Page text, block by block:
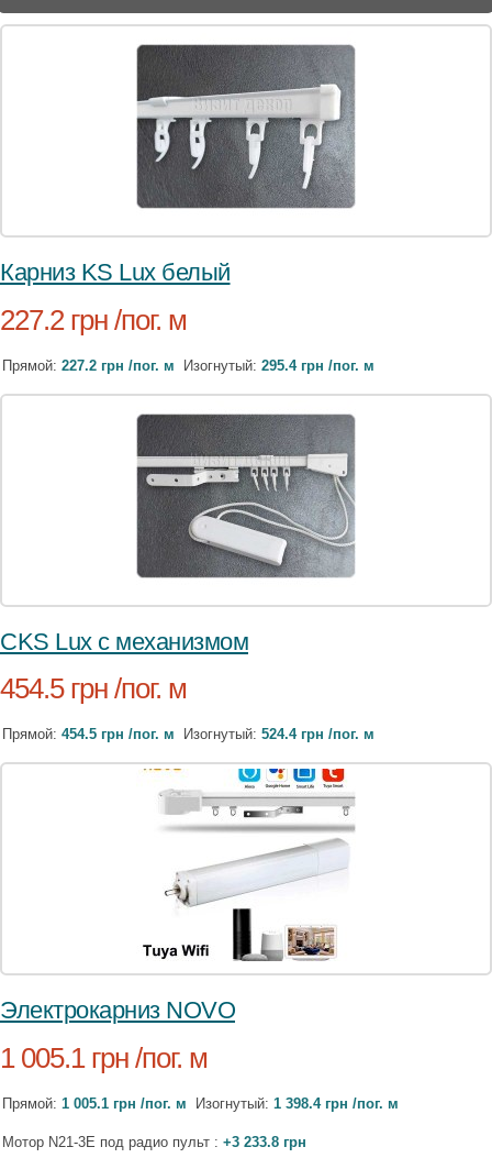
Карниз KS Lux белый
227.2 грн /пог. м
Прямой: 227.2 грн /пог. м Изогнутый: 295.4 грн /пог. м
CKS Lux c механизмом
454.5 грн /пог. м
Прямой: 454.5 грн /пог. м Изогнутый: 524.4 грн /пог. м
Электрокарниз NOVO
1 005.1 грн /пог. м
Прямой: 1 005.1 грн /пог. м Изогнутый: 1 398.4 грн /пог. м
Мотор N21-3E под радио пульт : +3 233.8 грн